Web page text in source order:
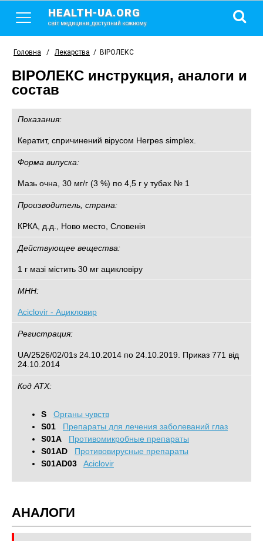
HEALTH-UA.ORG
світ медицини, доступний кожному
Головна / Лекарства / ВІРОЛЕКС
ВІРОЛЕКС инструкция, аналоги и
состав
Показания:
Кератит, спричинений вірусом Herpes simplex.
Форма випуска:
Мазь очна, 30 мг/г (3 %) по 4,5 г у тубах № 1
Производитель, страна:
КРКА, д.д., Ново место, Словенія
Действующее вещества:
1 г мазі містить 30 мг ацикловіру
МНН:
Aciclovir - Ацикловир
Регистрация:
UA/2526/02/01з 24.10.2014 по 24.10.2019. Приказ 771 від
24.10.2014
Код АТХ:
S
Органы чувств
S01
Препараты для лечения заболеваний глаз
S01A
Противомикробные препараты
S01AD
Противовирусные препараты
S01AD03
Aciclovir
АНАЛОГИ